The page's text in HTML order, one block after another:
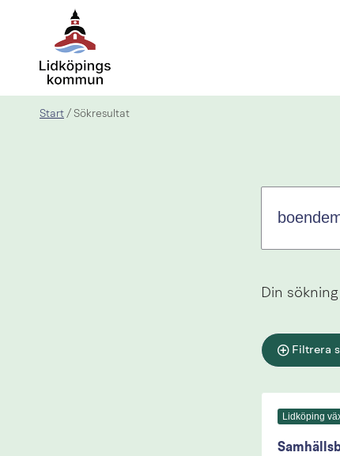
Start / Sökresultat
Sökförslagen
presenteras
under
sökrutan
Din sökning
Filtrera
Lidköping